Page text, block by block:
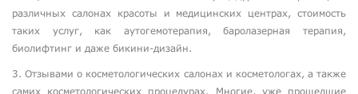
различных салонах красоты и медицинских центрах, стоимость
таких услуг, как аутогемотерапия, баролазерная терапия,
биолифтинг и даже бикини-дизайн.
3. Отзывами о косметологических салонах и косметологах, а также
самих косметологических процедурах. Многие, уже прошедшие